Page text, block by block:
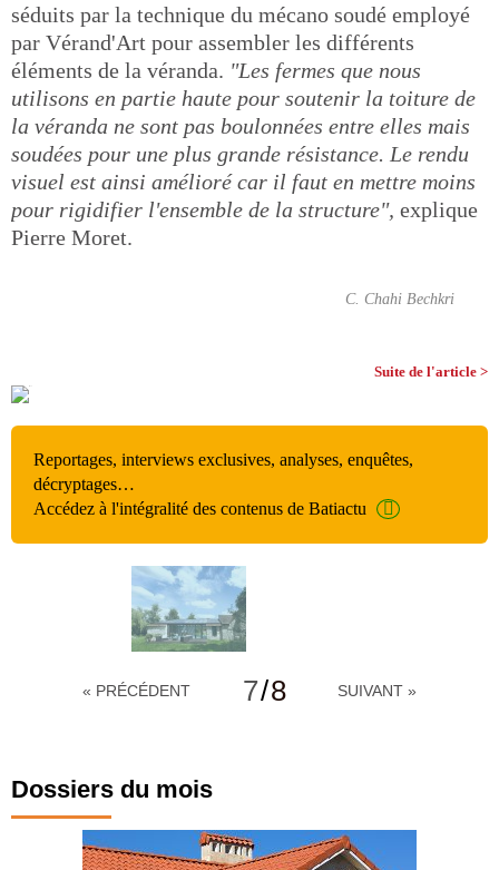
séduits par la technique du mécano soudé employé
par Vérand'Art pour assembler les différents
éléments de la véranda. "Les fermes que nous
utilisons en partie haute pour soutenir la toiture de
la véranda ne sont pas boulonnées entre elles mais
soudées pour une plus grande résistance. Le rendu
visuel est ainsi amélioré car il faut en mettre moins
pour rigidifier l'ensemble de la structure", explique
Pierre Moret.
C. Chahi Bechkri
Suite de l'article >
Reportages, interviews exclusives, analyses, enquêtes,
décryptages…
Accédez à l'intégralité des contenus de Batiactu
« PRÉCÉDENT 7/8 SUIVANT »
Dossiers du mois